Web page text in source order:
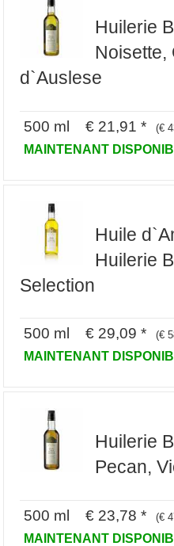
Huilerie
Noisette,
d`Auslese
500 ml € 21,91 * (€
MAINTENANT
Huile
Huilerie
Selection
500 ml € 29,09 * (€
MAINTENANT
Huilerie
Pecan,
500 ml € 23,78 * (€
MAINTENANT